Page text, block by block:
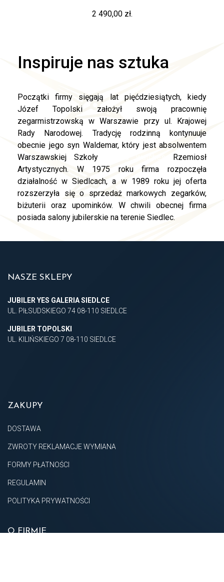
2 490,00 zł.
Inspiruje nas sztuka
Początki firmy sięgają lat pięćdziesiątych, kiedy
Józef Topolski założył swoją pracownię
zegarmistrzowską w Warszawie przy ul. Krajowej
Rady Narodowej. Tradycję rodzinną kontynuuje
obecnie jego syn Waldemar, który jest absolwentem
Warszawskiej Szkoły
Rzemiosł
Artystycznych. W 1975 roku firma rozpoczęła
działalność w Siedlcach, a w 1989 roku jej oferta
rozszerzyła się o sprzedaż markowych zegarków,
biżuterii oraz upominków. W chwili obecnej firma
posiada salony jubilerskie na terenie Siedlec.
NASZE SKLEPY
JUBILER YES GALERIA SIEDLCE
UL. PIŁSUDSKIEGO 74 08-110 SIEDLCE
JUBILER TOPOLSKI
UL. KILIŃSKIEGO 7 08-110 SIEDLCE
ZAKUPY
DOSTAWA
ZWROTY REKLAMACJE WYMIANA
FORMY PŁATNOŚCI
REGULAMIN
POLITYKA PRYWATNOŚCI
O FIRMIE